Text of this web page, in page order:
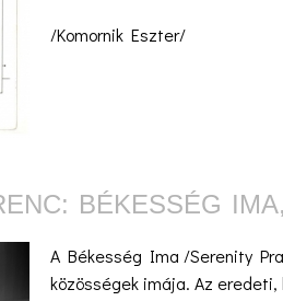
/Komornik Eszter/
BÉKESSÉG
A Békesség Ima /Serenity
közösségek imája. Az